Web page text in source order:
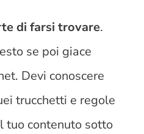
di farsi trovare.
se poi giace
Devi conoscere
trucchetti e regole
tuo contenuto sotto